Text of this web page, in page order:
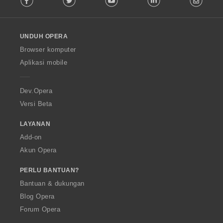
w
O
p
a
UNDUH OPERA
Browser komputer
Aplikasi mobile
Dev.Opera
Versi Beta
LAYANAN
Add-on
Akun Opera
PERLU BANTUAN?
Bantuan & dukungan
Blog Opera
Forum Opera